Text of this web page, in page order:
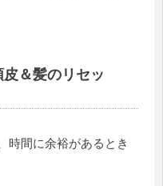
＆髪のリセッ
時間に余裕があるとき